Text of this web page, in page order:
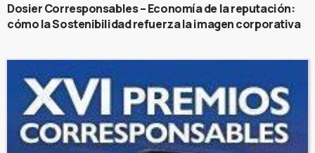
Dosier Corresponsables – Economía de la reputación:
cómo la Sostenibilidad refuerza la imagen corporativa